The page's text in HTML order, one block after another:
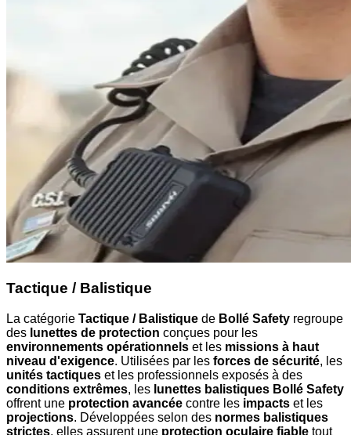
Tactique / Balistique
La catégorie Tactique / Balistique de Bollé Safety regroupe
des lunettes de protection conçues pour les
environnements opérationnels et les missions à haut
niveau d'exigence. Utilisées par les forces de sécurité, les
unités tactiques et les professionnels exposés à des
conditions extrêmes, les lunettes balistiques Bollé Safety
offrent une protection avancée contre les impacts et les
projections. Développées selon des normes balistiques
strictes, elles assurent une protection oculaire fiable tout